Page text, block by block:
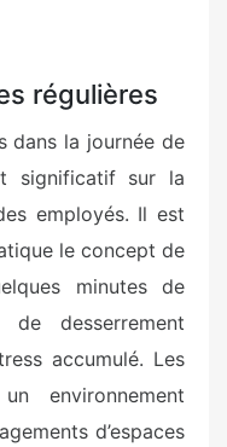
régulières
dans la journée de
significatif sur la
employés. Il est
le concept de
minutes de
desserrement
accumulé. Les
environnement
d’espaces